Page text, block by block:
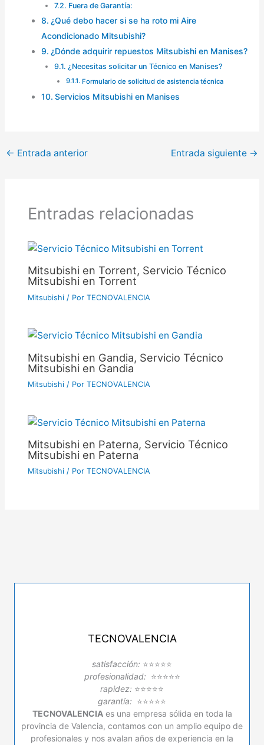
Fuera de Garantía:
¿Qué debo hacer si se ha roto mi Aire
Acondicionado Mitsubishi?
¿Dónde adquirir repuestos Mitsubishi en Manises?
¿Necesitas solicitar un Técnico en Manises?
Formulario de solicitud de asistencia técnica
Servicios Mitsubishi en Manises
← Entrada anterior Entrada siguiente →
Entradas relacionadas
Mitsubishi en Torrent, Servicio Técnico
Mitsubishi en Torrent
Mitsubishi / PorTECNOVALENCIA
Mitsubishi en Gandia, Servicio Técnico
Mitsubishi en Gandia
Mitsubishi / PorTECNOVALENCIA
Mitsubishi en Paterna, Servicio Técnico
Mitsubishi en Paterna
Mitsubishi / PorTECNOVALENCIA
TECNOVALENCIA
satisfacción: ⭐⭐⭐⭐⭐
profesionalidad: ⭐⭐⭐⭐⭐
rapidez: ⭐⭐⭐⭐⭐
garantía: ⭐⭐⭐⭐⭐
TECNOVALENCIAes una empresa sólida en toda la
provincia de Valencia, contamos con un amplio equipo de
profesionales y nos avalan años de experiencia en la